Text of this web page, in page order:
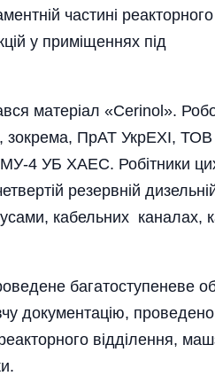
частині реакторного
у приміщеннях під
матеріал «Cerinol».
зокрема, ПрАТ УкрЕХІ,
4 УБ ХАЕС. Робітники
резервній
кабельних каналах,
багатоступеневе
документацію, проведено
відділення,